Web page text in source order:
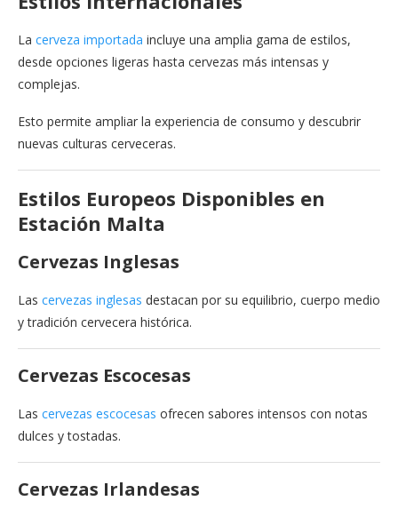
La cerveza importada incluye una amplia gama de estilos,
desde opciones ligeras hasta cervezas más intensas y
complejas.
Esto permite ampliar la experiencia de consumo y descubrir
nuevas culturas cerveceras.
Estilos Europeos Disponibles en
Estación Malta
Cervezas Inglesas
Las cervezas inglesas destacan por su equilibrio, cuerpo medio
y tradición cervecera histórica.
Cervezas Escocesas
Las cervezas escocesas ofrecen sabores intensos con notas
dulces y tostadas.
Cervezas Irlandesas